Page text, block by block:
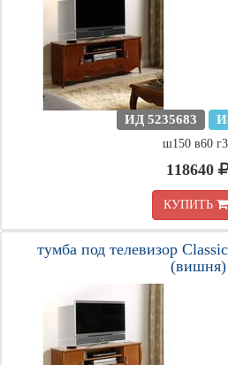
ИД 5235683
ш150 в60
118640
КУПИТЬ
тумба под телевизор
(вишня)